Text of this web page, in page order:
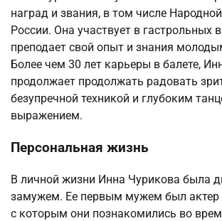
наград и звания, в том числе
России. Она участвует в гастрольных
преподает свой опыт и знания
Более чем 30 лет карьеры в балете,
продолжает продолжать радовать
безупречной техникой и глубоким
выражением.
Персональная жизнь
В личной жизни Инна Чурикова была
замужем. Ее первым мужем был актер
с которым они познакомились во